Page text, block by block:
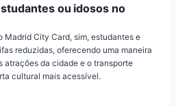
ou idosos no
Madrid City Card, sim, estudantes e
reduzidas, oferecendo uma maneira
atrações da cidade e o transporte
cultural mais acessível.